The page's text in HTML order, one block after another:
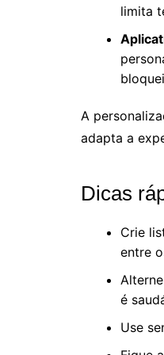
limita
A
adapta a
Dicas
Crie
entre
é
Use